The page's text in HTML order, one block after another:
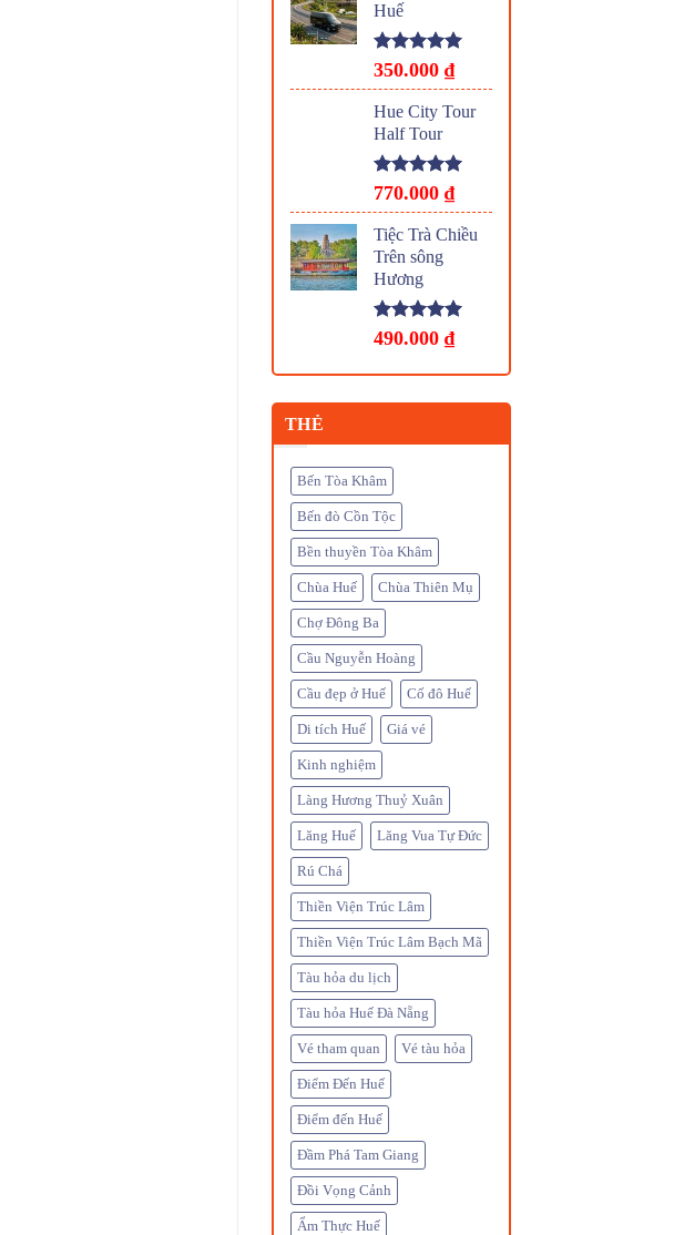
Huế
Rated5.00
350.000 ₫
Hue City Tour
Half Tour
Rated5.00
770.000 ₫
Tiệc Trà Chiều
Trên sông
Hương
Rated5.00
490.000 ₫
THẺ
Bến Tòa Khâm
Bến đò Cồn Tộc
Bền thuyền Tòa Khâm
Chùa Huế Chùa Thiên Mụ
Chợ Đông Ba
Cầu Nguyễn Hoàng
Cầu đẹp ở Huế Cố đô Huế
Di tích Huế Giá vé
Kinh nghiệm
Làng Hương Thuỷ Xuân
Lăng Huế Lăng Vua Tự Đức
Rú Chá
Thiền Viện Trúc Lâm
Thiền Viện Trúc Lâm Bạch Mã
Tàu hỏa du lịch
Tàu hỏa Huế Đà Nẵng
Vé tham quan Vé tàu hỏa
Điểm Đến Huế
Điểm đến Huế
Đầm Phá Tam Giang
Đồi Vọng Cảnh
Ẩm Thực Huế